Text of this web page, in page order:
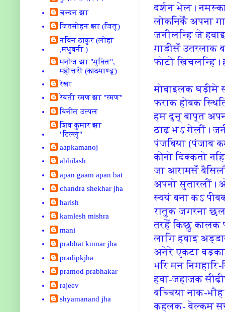
दर्शन भेल।
लोकनि‍केँ अपना
जनौलन्‍हि‍ जे
गाड़ीसँ उतरलाक
फोटो
मोबाइलक घड़ीमे
फराक होबक
हम दुनू बापूत
ठाढ़ भऽ गेलौं।
पंजबि‍या (पंजाब
कोनो दि‍क्‍कतो
जा आरामसँ
अपनो सुतारलौं।
स्‍वयं बना कऽ
रातुक जगरना
तरहेँ कि‍छु कालक
लागि‍ हवाइ
अनेरे एकटा
भरि‍ मन
हवा-जहाजक
बच्‍चि‍या नाक-
कहलक- वेल्‍कम
चन्दन झा
जितमोहन झा (जितू)
नविन ठाकुर (लोहा
,मधुबनी )
मनोज झा "मुक्ति",
महोत्तरी (काठमाण्डू)
रेखा
रेवती रमण झा "रमण"
विनीत उत्पल
शिव कुमार झा
"टिल्लू"
aapkamanoj
abhilash
apan gaam apan bat
chandra shekhar jha
harish
kamlesh mishra
mani
prabhat kumar jha
pradipkjha
pramod prabhakar
rajeev
shyamanand jha